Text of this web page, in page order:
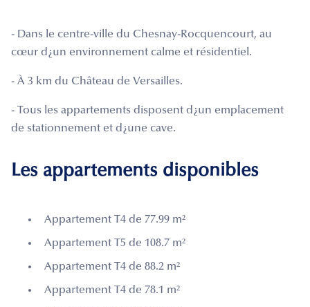
- Dans le centre-ville du Chesnay-Rocquencourt, au
cœur d¿un environnement calme et résidentiel.
- À 3 km du Château de Versailles.
- Tous les appartements disposent d¿un emplacement
de stationnement et d¿une cave.
Les appartements disponibles
Appartement T4 de 77.99 m²
Appartement T5 de 108.7 m²
Appartement T4 de 88.2 m²
Appartement T4 de 78.1 m²